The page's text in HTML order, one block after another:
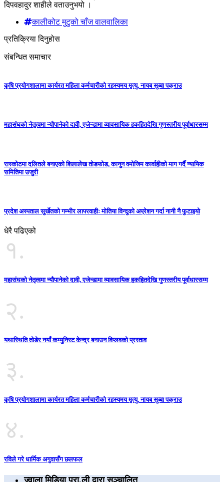
दिपवहादुर शाहीले वताउनुभयो ।
कालीकोट मुटुको चाँज वालवालिका
प्रतिक्रिया दिनुहोस
संबन्धित समाचार
कृषि प्रयोगशालामा कार्यरत महिला कर्मचारीको रहस्यमय मृत्यु, नायब सुब्बा पक्राउ
महासंघको नेतृत्वमा न्यौपानेको दावी, एजेन्डामा व्यावसायिक हकहितदेखि गुणस्तरीय पूर्वाधारसम्म
रास्कोटमा दलितले बनाएको शिलालेख तोडफोड, कानुन वमोजिम कार्वाहीको माग गर्दै न्यायिक
समितिमा उजुरी
प्रदेश अस्पताल सुर्खेतको गम्भीर लापरवाहीः मोतिया विन्दुको अप्रेशन गर्दा नानी नै फुटाइयाे
धेरै पढिएको
१.
महासंघको नेतृत्वमा न्यौपानेको दावी, एजेन्डामा व्यावसायिक हकहितदेखि गुणस्तरीय पूर्वाधारसम्म
२.
यथास्थिति तोडेर नयाँ कम्युनिस्ट केन्द्र बनाउन विप्लवको प्रस्ताव
३.
कृषि प्रयोगशालामा कार्यरत महिला कर्मचारीको रहस्यमय मृत्यु, नायब सुब्बा पक्राउ
४.
रविले गरे धार्मिक अगुवासँग छलफल
ज्वाला मिडिया प्रा.ली द्वारा सञ्चालित